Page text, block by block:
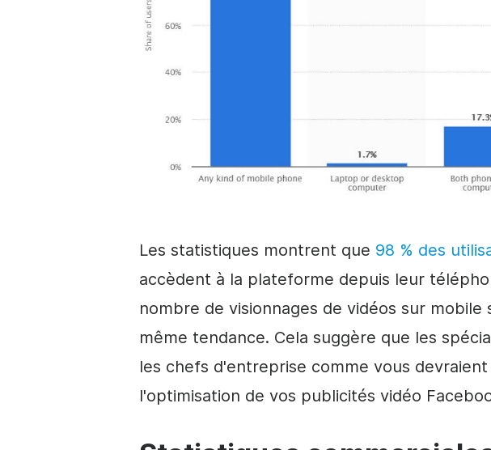
Les statistiques montrent que 98 % des
accèdent à la plateforme depuis leur
nombre de visionnages de vidéos sur mobile
même tendance. Cela suggère que les
les chefs d'entreprise comme vous
l'optimisation de vos publicités vidéo